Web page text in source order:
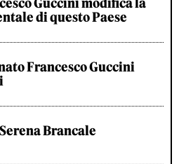
di questo Paese
Francesco Guccini
Brancale